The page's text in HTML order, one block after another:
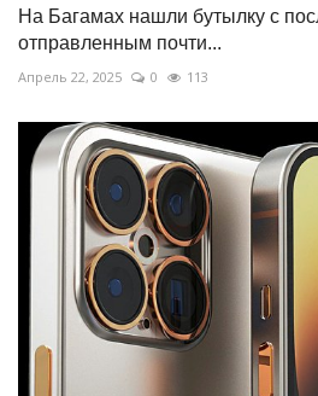
На Багамах нашли бутылку с
отправленным почти...
Апрель 22, 2025 0 113